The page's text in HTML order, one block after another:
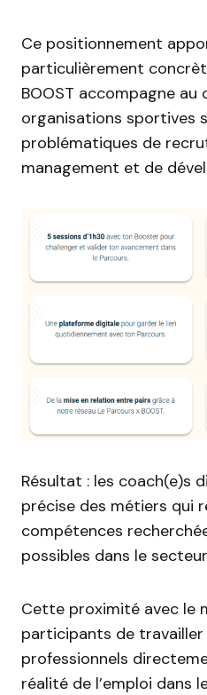
Ce positionnement
particulièrement
BOOST accompagne au
organisations sportives
problématiques de
management et de
Résultat : les coach(e)s
précise des métiers qui
compétences
possibles dans le
Cette proximité avec le
participants de
professionnels
réalité de l’emploi dans